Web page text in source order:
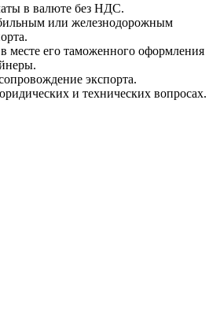
в валюте без НДС.
или железнодорожным
месте его таможенного оформления
экспорта.
и технических вопросах.